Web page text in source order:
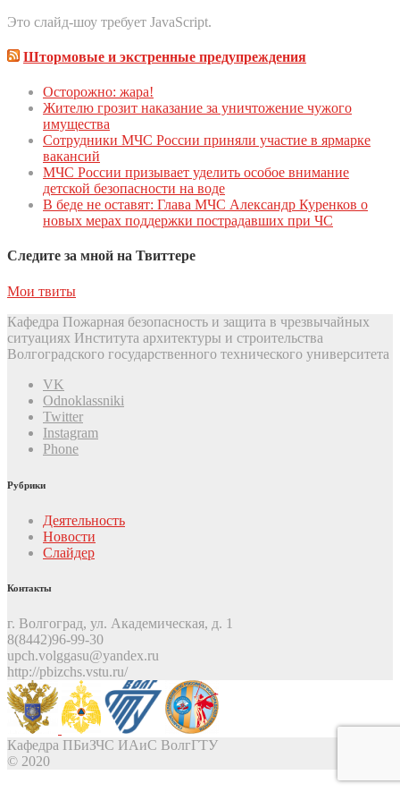
Это слайд-шоу требует JavaScript.
Штормовые и экстренные предупреждения
Осторожно: жара!
Жителю грозит наказание за уничтожение чужого
имущества
Сoтрудники МЧС Рoссии приняли участие в ярмарке
вакансий
МЧС России призывает уделить особое внимание
детской безопасности на воде
В беде не оставят: Глава МЧС Александр Куренков о
новых мерах поддержки пострадавших при ЧС
Следите за мной на Твиттере
Мои твиты
Кафедра Пожарная безопасность и защита в чрезвычайных
ситуациях Института архитектуры и строительства
Волгоградского государственного технического университета
VK
Odnoklassniki
Twitter
Instagram
Phone
Рубрики
Деятельность
Новости
Слайдер
Контакты
г. Волгоград, ул. Академическая, д. 1
8(8442)96-99-30
upch.volggasu@yandex.ru
http://pbizchs.vstu.ru/
Кафедра ПБиЗЧС ИАиС ВолгГТУ
© 2020